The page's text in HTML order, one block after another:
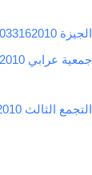
خصم 75%